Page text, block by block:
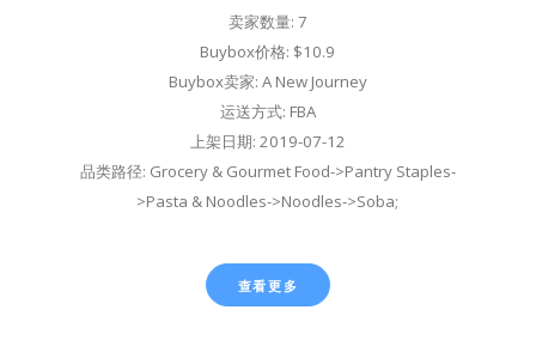
卖家数量: 7
Buybox价格: $10.9
Buybox卖家: A New Journey
运送方式: FBA
上架日期: 2019-07-12
品类路径: Grocery & Gourmet Food->Pantry Staples-
>Pasta & Noodles->Noodles->Soba;
查看更多